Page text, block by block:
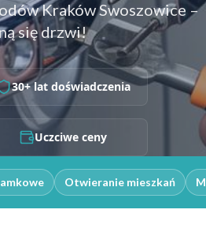
Kraków Swoszowice –
się drzwi!
30+ lat doświadczenia
Uczciwe ceny
Otwieranie mieszkań